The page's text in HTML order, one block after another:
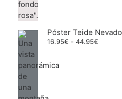
Póster Teide Nevado
16.95€ - 44.95€